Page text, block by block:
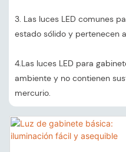
3. Las luces LED comunes
estado sólido y pertenecen
4.Las luces LED para
ambiente y no contienen
mercurio.